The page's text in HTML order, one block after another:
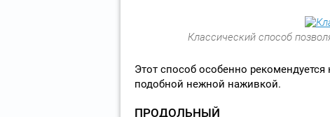
Классический способ
Этот способ особенно
подобной нежной наживкой.
ПРОДОЛЬНЫЙ